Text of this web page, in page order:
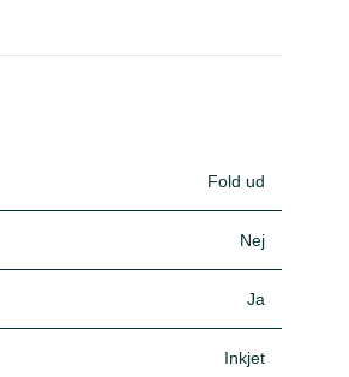
Fold ud
Nej
Ja
Inkjet